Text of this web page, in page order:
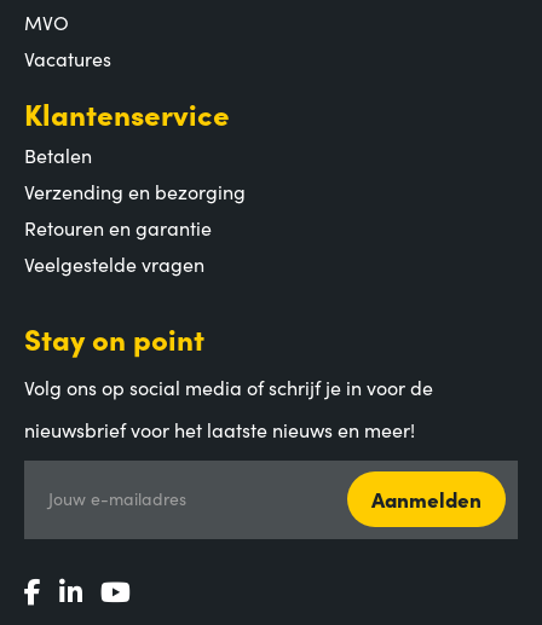
MVO
Vacatures
Klantenservice
Betalen
Verzending en bezorging
Retouren en garantie
Veelgestelde vragen
Stay on point
Volg ons op social media of schrijf je in voor de
nieuwsbrief voor het laatste nieuws en meer!
Jouw e-mailadres Aanmelden